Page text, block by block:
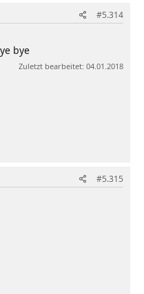
#5.314
bye
Zuletzt bearbeitet: 04.01.2018
#5.315